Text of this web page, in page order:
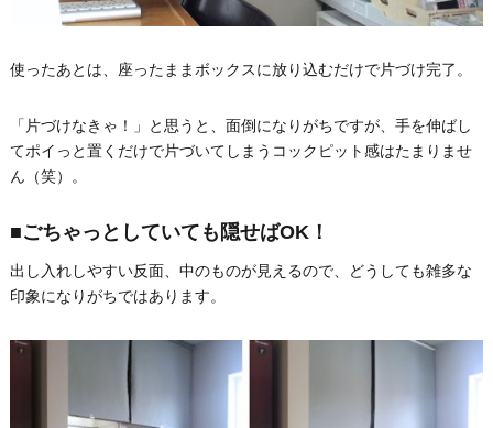
使ったあとは、座ったままボックスに放り込むだけで片づけ完了。
「片づけなきゃ！」と思うと、面倒になりがちですが、手を伸ばし
てポイっと置くだけで片づいてしまうコックピット感はたまりませ
ん（笑）。
■ごちゃっとしていても隠せばOK！
出し入れしやすい反面、中のものが見えるので、どうしても雑多な
印象になりがちではあります。